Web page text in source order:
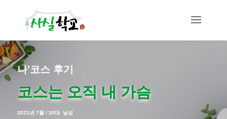
나'코스 후기
코스는 오직 내 가슴
2022년 7월 / 30대. 남성